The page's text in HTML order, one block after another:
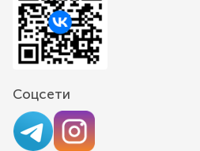
Соцсети